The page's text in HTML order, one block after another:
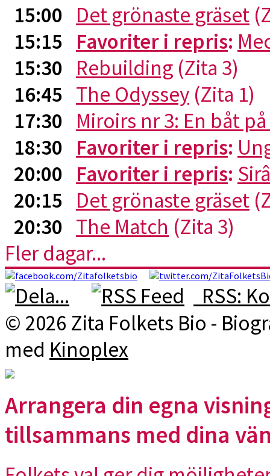
15:00 Det grönaste gräset
15:15 Favoriter i repris:
15:30 Rebuilding (Zita 3)
16:45 The Odyssey (Zita 1)
17:30 Miroirs nr 3: En båt
18:30 Favoriter i repris:
20:00 Favoriter i repris:
20:15 Det grönaste gräset
20:30 The Match (Zita 3)
Fler dagar...
RSS:
© 2026 Zita Folkets Bio -
med Kinoplex
Arrangera din egna
tillsammans med dina